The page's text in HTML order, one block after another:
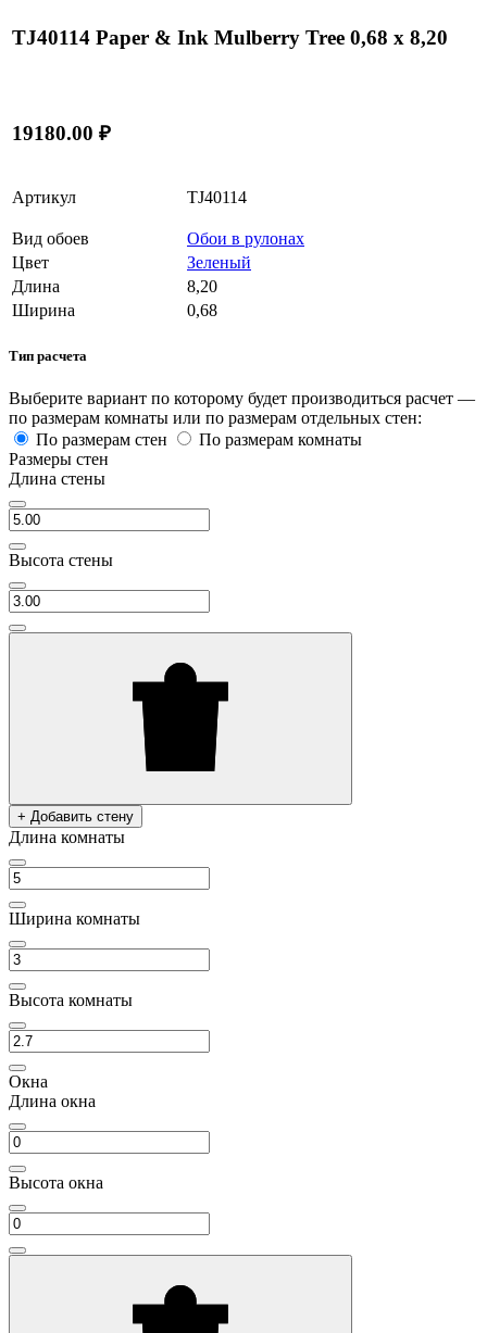
TJ40114 Paper & Ink Mulberry Tree 0,68 x 8,20
19180.00 ₽
Артикул TJ40114
Вид обоев
Обои в рулонах
Цвет
Зеленый
Длина
8,20
Ширина
0,68
Тип расчета
Выберите вариант по которому будет производиться расчет —
по размерам комнаты или по размерам отдельных стен:
По размерам стен
По размерам комнаты
Размеры стен
Длина стены
Высота стены
+ Добавить стену
Длина комнаты
Ширина комнаты
Высота комнаты
Окна
Длина окна
Высота окна